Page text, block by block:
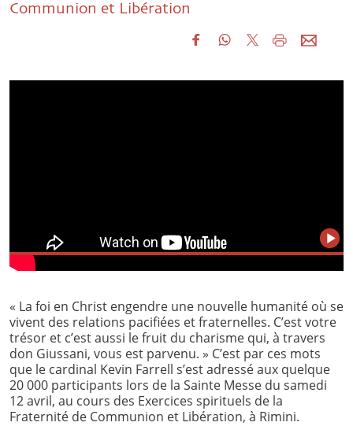
Communion et Libération
« La foi en Christ engendre une nouvelle humanité où se
vivent des relations pacifiées et fraternelles. C’est votre
trésor et c’est aussi le fruit du charisme qui, à travers
don Giussani, vous est parvenu. » C’est par ces mots
que le cardinal Kevin Farrell s’est adressé aux quelque
20 000 participants lors de la Sainte Messe du samedi
12 avril, au cours des Exercices spirituels de la
Fraternité de Communion et Libération, à Rimini.